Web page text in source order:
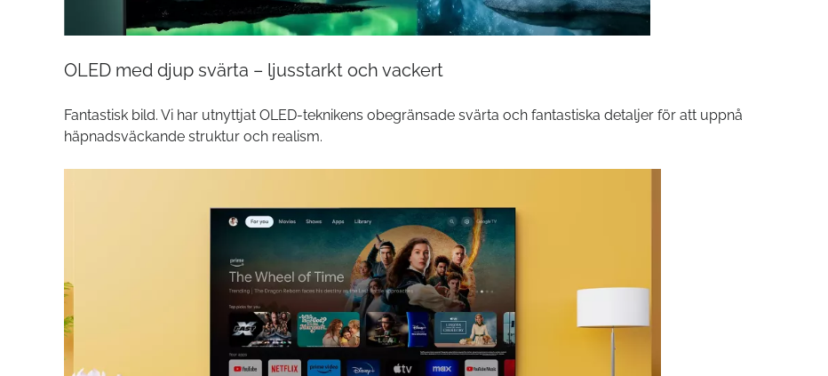
OLED med djup svärta – ljusstarkt och vackert
Fantastisk bild. Vi har utnyttjat OLED-teknikens obegränsade svärta och fantastiska detaljer för att uppnå
häpnadsväckande struktur och realism.